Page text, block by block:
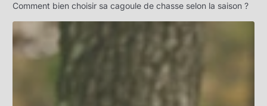
Comment bien choisir sa cagoule de chasse selon la saison ?